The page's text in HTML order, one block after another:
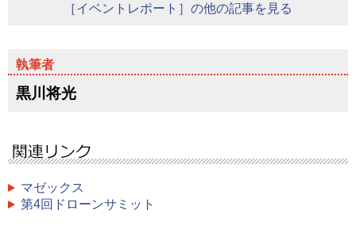
［イベントレポート］の他の記事を見る
黒川将光
マゼックス
第4回ドローンサミット